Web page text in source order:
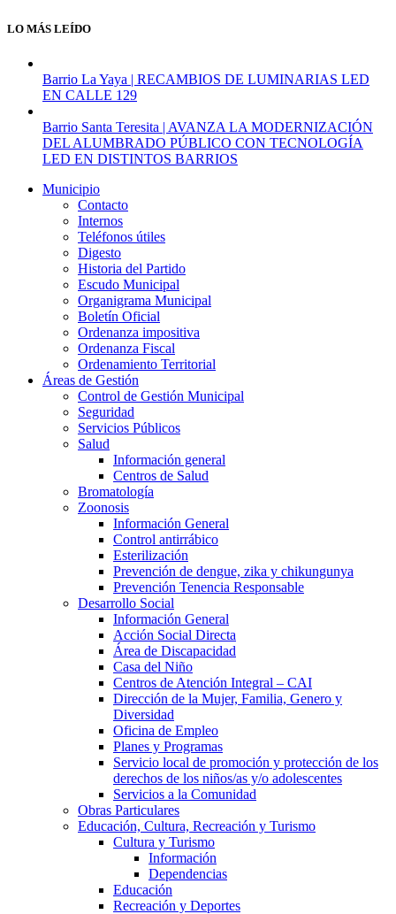
LO MÁS LEÍDO
Barrio La Yaya | RECAMBIOS DE LUMINARIAS LED
EN CALLE 129
Barrio Santa Teresita | AVANZA LA MODERNIZACIÓN
DEL ALUMBRADO PÚBLICO CON TECNOLOGÍA
LED EN DISTINTOS BARRIOS
Municipio
Contacto
Internos
Teléfonos útiles
Digesto
Historia del Partido
Escudo Municipal
Organigrama Municipal
Boletín Oficial
Ordenanza impositiva
Ordenanza Fiscal
Ordenamiento Territorial
Áreas de Gestión
Control de Gestión Municipal
Seguridad
Servicios Públicos
Salud
Información general
Centros de Salud
Bromatología
Zoonosis
Información General
Control antirrábico
Esterilización
Prevención de dengue, zika y chikungunya
Prevención Tenencia Responsable
Desarrollo Social
Información General
Acción Social Directa
Área de Discapacidad
Casa del Niño
Centros de Atención Integral – CAI
Dirección de la Mujer, Familia, Genero y
Diversidad
Oficina de Empleo
Planes y Programas
Servicio local de promoción y protección de los
derechos de los niños/as y/o adolescentes
Servicios a la Comunidad
Obras Particulares
Educación, Cultura, Recreación y Turismo
Cultura y Turismo
Información
Dependencias
Educación
Recreación y Deportes